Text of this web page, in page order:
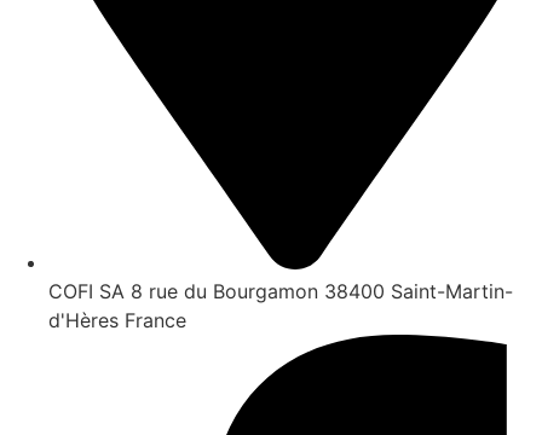
COFI SA 8 rue du Bourgamon 38400 Saint-Martin-
d'Hères France